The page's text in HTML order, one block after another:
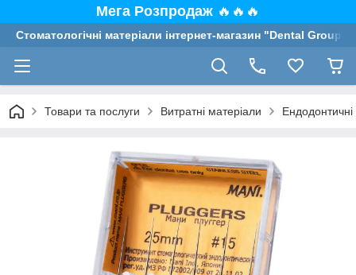
Мега Розпродаж 🔥🔥🔥
Стоматологічні матеріали інтернет-магазин "Dental Group"
Товари та послуги Витратні матеріали Ендодонтичні